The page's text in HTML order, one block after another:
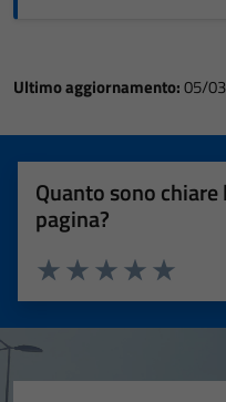
Ultimo aggiornamento:05/
Quanto sono
pagina?
Valuta 5
Valuta 4
Valuta 3 stelle su
Valuta 2 stelle su 5
Valuta 1 stelle su 5